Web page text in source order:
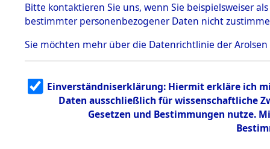
1.2.9.2
Effekten aus
dem KZ
Bayerisches
1.2.9.3
Effekten aus
dem KZ
Neuengamm Einen Kommentar
Bitte kontaktieren Sie uns, wenn Sie beispielsweiser
bestimmter personenbezogener Daten nicht
Sie möchten mehr über die Datenrichtlinie der Arolsen
Einverständniserklärung: Hiermit erkläre ich
Daten ausschließlich für wissenschaftliche
Gesetzen und Bestimmungen nutze.